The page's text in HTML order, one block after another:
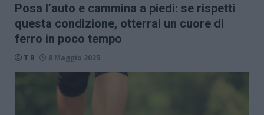
Posa l’auto e cammina a piedi: se rispetti
questa condizione, otterrai un cuore di
ferro in poco tempo
T B 8 Maggio 2025